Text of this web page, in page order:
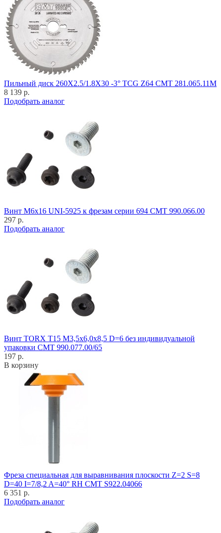
Пильный диск 260X2.5/1.8X30 -3° TCG Z64 CMT 281.065.11M
8 139 р.
Подобрать аналог
Винт M6x16 UNI-5925 к фрезам серии 694 CMT 990.066.00
297 р.
Подобрать аналог
Винт TORX T15 M3,5x6,0x8,5 D=6 без индивидуальной
упаковки CMT 990.077.00/65
197 р.
В корзину
Фреза специальная для выравнивания плоскости Z=2 S=8
D=40 I=7/8,2 A=40° RH CMT S922.04066
6 351 р.
Подобрать аналог